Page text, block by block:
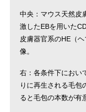
中央：マウス天然皮
激したEBを用いた
皮膚器官系のHE（
像。
右：各条件下におい
りに再生される毛包
ると毛包の本数が有